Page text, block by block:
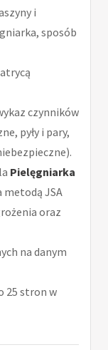
i
sposób
czynników
pyły i pary,
Pielęgniarka
metodą JSA
oraz
na danym
25 stron w